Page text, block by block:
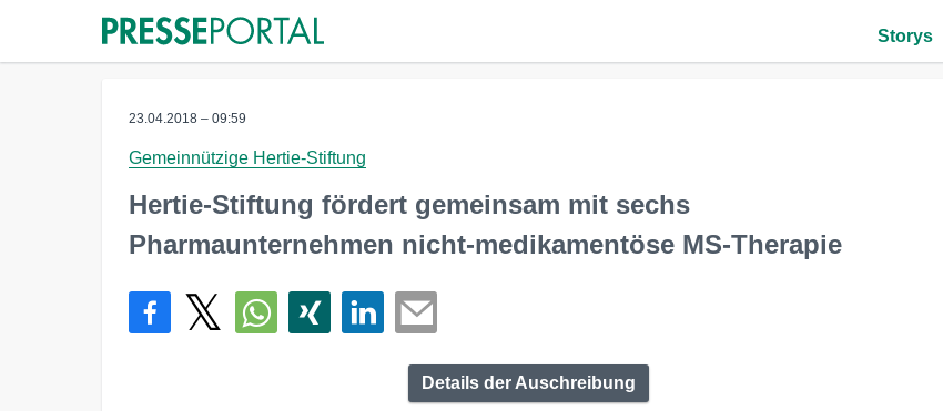
Storys
23.04.2018 – 09:59
Gemeinnützige Hertie-Stiftung
Hertie-Stiftung fördert gemeinsam mit sechs
Pharmaunternehmen nicht-medikamentöse MS-Therapie
Details der Auschreibung